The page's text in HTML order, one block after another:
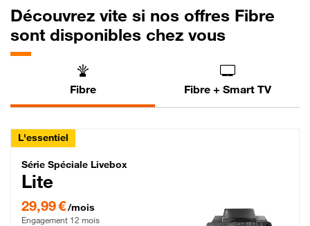
Découvrez vite si nos offres Fibre
sont disponibles chez vous
Fibre Fibre + Smart TV
L'essentiel
Série Spéciale Livebox Lite Fibre
Série Spéciale Livebox
Lite
29,99 €/mois
Engagement 12 mois